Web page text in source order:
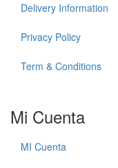
Delivery Information
Privacy Policy
Term & Conditions
Mi Cuenta
MI Cuenta